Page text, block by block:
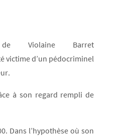
Violaine Barret
victime d’un pédocriminel
à son regard rempli de
Dans l’hypothèse où son